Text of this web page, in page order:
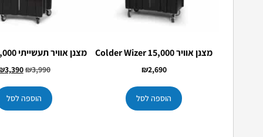
מצנן אוויר 15,000 Colder Wizer
₪2,690
הוספה לסל
מצנן אוויר תעשייתי Colder 22,000
₪3,990
3,390
הוספה לסל